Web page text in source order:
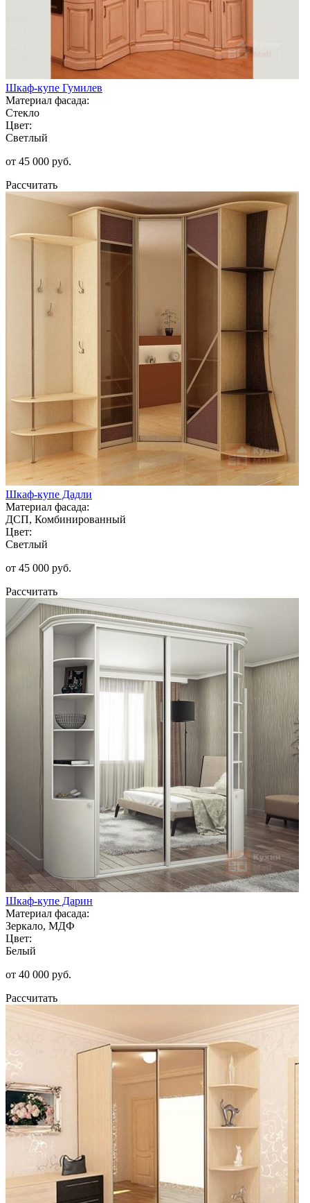
Шкаф-купе Гумилев
Материал фасада:
Стекло
Цвет:
Светлый
от 45 000 руб.
Рассчитать
Шкаф-купе Дадли
Материал фасада:
ДСП, Комбинированный
Цвет:
Светлый
от 45 000 руб.
Рассчитать
Шкаф-купе Дарин
Материал фасада:
Зеркало, МДФ
Цвет:
Белый
от 40 000 руб.
Рассчитать